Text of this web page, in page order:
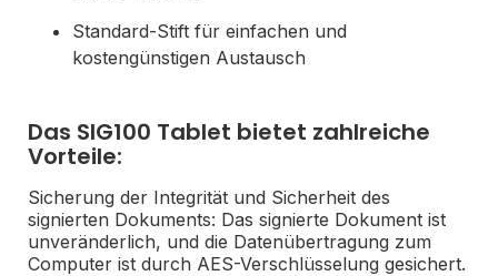
Standard-Stift für einfachen und
kostengünstigen Austausch
Das SIG100 Tablet bietet zahlreiche
Vorteile:
Sicherung der Integrität und Sicherheit des
signierten Dokuments: Das signierte Dokument ist
unveränderlich, und die Datenübertragung zum
Computer ist durch AES-Verschlüsselung gesichert.